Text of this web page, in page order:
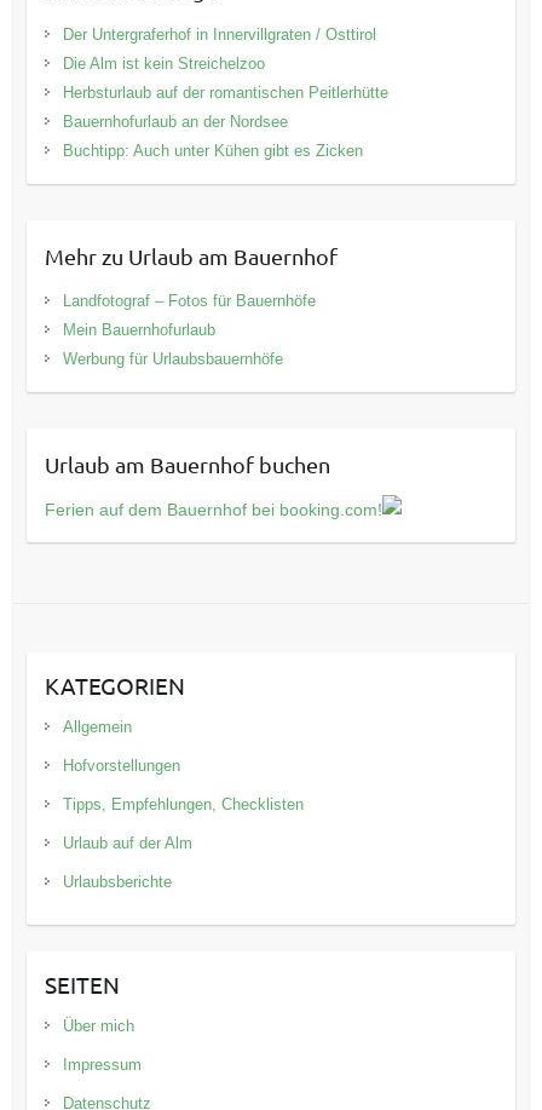
Der Untergraferhof in Innervillgraten / Osttirol
Die Alm ist kein Streichelzoo
Herbsturlaub auf der romantischen Peitlerhütte
Bauernhofurlaub an der Nordsee
Buchtipp: Auch unter Kühen gibt es Zicken
Mehr zu Urlaub am Bauernhof
Landfotograf – Fotos für Bauernhöfe
Mein Bauernhofurlaub
Werbung für Urlaubsbauernhöfe
Urlaub am Bauernhof buchen
Ferien auf dem Bauernhof bei booking.com!
KATEGORIEN
Allgemein
Hofvorstellungen
Tipps, Empfehlungen, Checklisten
Urlaub auf der Alm
Urlaubsberichte
SEITEN
Über mich
Impressum
Datenschutz